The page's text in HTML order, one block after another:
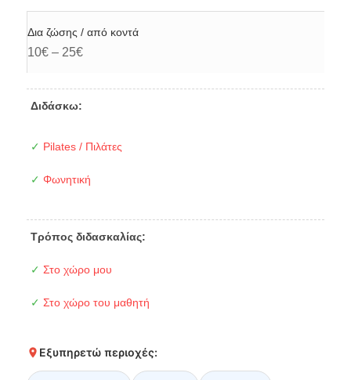
Δια ζώσης / από κοντά
10€ – 25€
Διδάσκω:
✓ Pilates / Πιλάτες
✓ Φωνητική
Τρόπος διδασκαλίας:
✓ Στο χώρο μου
✓ Στο χώρο του μαθητή
Εξυπηρετώ περιοχές: